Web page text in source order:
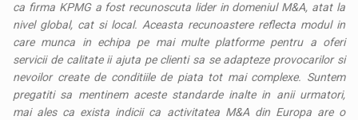
ca firma KPMG a fost recunoscuta lider in domeniul M&A, atat la
nivel global, cat si local. Aceasta recunoastere reflecta modul in
care munca in echipa pe mai multe platforme pentru a oferi
servicii de calitate ii ajuta pe clienti sa se adapteze provocarilor si
nevoilor create de conditiile de piata tot mai complexe. Suntem
pregatiti sa mentinem aceste standarde inalte in anii urmatori,
mai ales ca exista indicii ca activitatea M&A din Europa are o